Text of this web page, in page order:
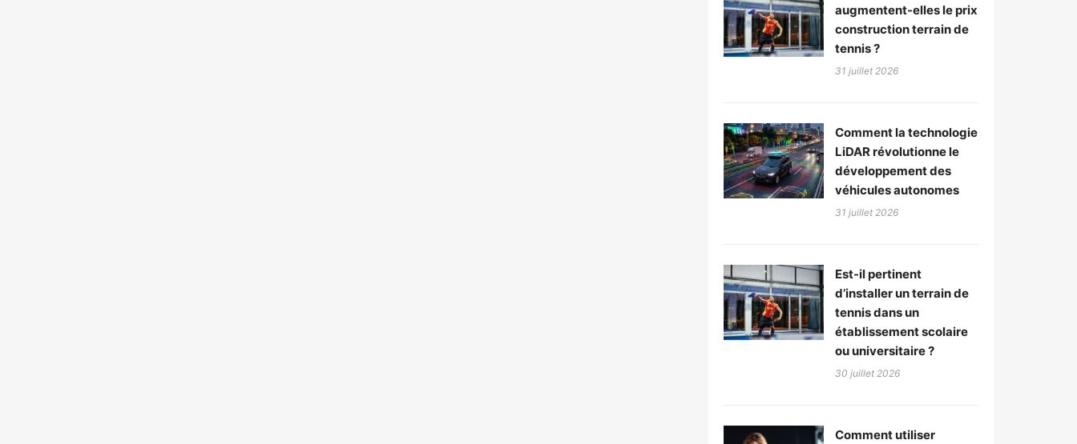
augmentent-elles le prix
construction terrain de
tennis ?
31 juillet 2026
Comment la technologie
LiDAR révolutionne le
développement des
véhicules autonomes
31 juillet 2026
Est-il pertinent
d’installer un terrain de
tennis dans un
établissement scolaire
ou universitaire ?
30 juillet 2026
Comment utiliser